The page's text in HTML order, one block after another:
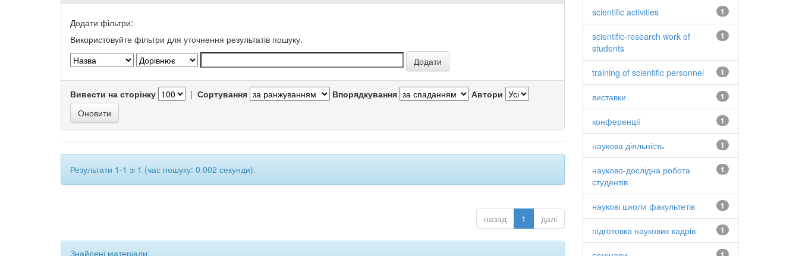
Додати фільтри:
Використовуйте фільтри для уточнення результатів пошуку.
Вивести на сторінку | Сортування Впорядкування Автори
Результати 1-1 зі 1 (час пошуку: 0.002 секунди).
назад 1 далі
Знайдені матеріали:
1
scientific activities
1
scientific-research work of
students
1
training of scientific personnel
1
виставки
1
конференції
1
наукова діяльність
1
науково-дослідна робота
студентів
1
наукові школи факультетів
1
підготовка наукових кадрів